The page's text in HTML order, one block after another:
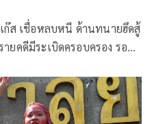
ก๊ส เชื่อหลบหนี ด้านทนายฮึดสู้
คดีมีระเบิดครอบครอง รอลุ้น